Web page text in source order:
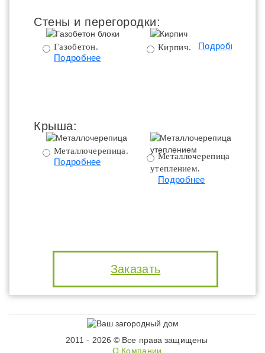
Стены и перегородки:
Газобетон.
Подробнее
Кирпич. Подробнее
Крыша:
Металлочерепица.
Подробнее
Металлочерепица с
утеплением.
Подробнее
Заказать
2011 - 2026 © Все права защищены
О Компании